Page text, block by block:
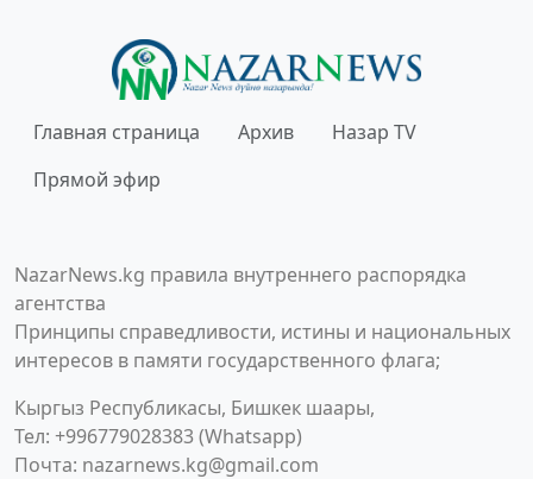
Главная страница Архив
Назар TV
Прямой эфир
NazarNews.kg правила внутреннего распорядка
агентства
Принципы справедливости, истины и национальных
интересов в памяти государственного флага;
Кыргыз Республикасы, Бишкек шаары,
Тел: +996779028383 (Whatsapp)
Почта: nazarnews.kg@gmail.com